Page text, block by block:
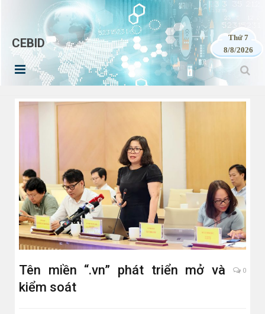
CEBID
Thứ 7
8/8/2026
Tên miền “.vn” phát triển mở và
kiểm soát
0